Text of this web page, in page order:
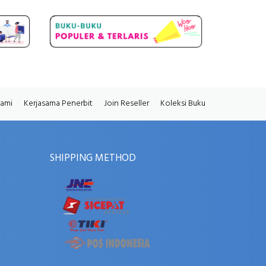
Kerjasama Penerbit Join Reseller Koleksi Buku
SHIPPING METHOD